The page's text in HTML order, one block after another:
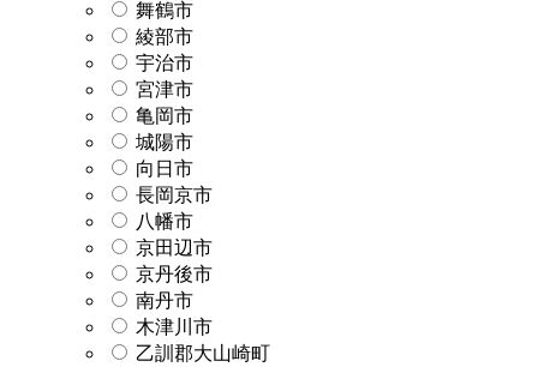
舞鶴市
綾部市
宇治市
宮津市
亀岡市
城陽市
向日市
長岡京市
八幡市
京田辺市
京丹後市
南丹市
木津川市
乙訓郡大山崎町